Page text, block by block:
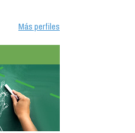
Más perfiles